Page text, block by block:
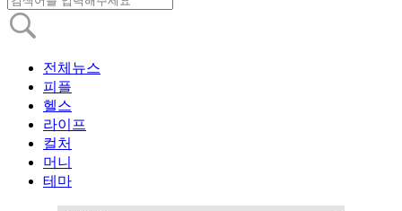
전체뉴스
피플
헬스
라이프
컬처
머니
테마